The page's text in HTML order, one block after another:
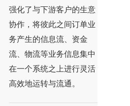
强化了与下游客户的生意
协作，将彼此之间订单业
务产生的信息流、资金
流、物流等业务信息集中
在一个系统之上进行灵活
高效地运转与流通。